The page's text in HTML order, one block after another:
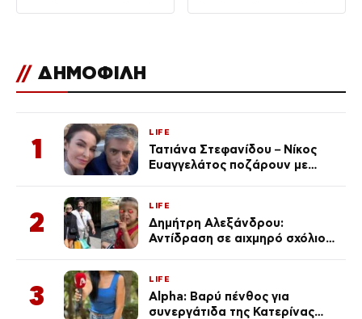
// ΔΗΜΟΦΙΛΗ
1
LIFE
Τατιάνα Στεφανίδου – Νίκος
Ευαγγελάτος ποζάρουν με
2
LIFE
Δημήτρη Αλεξάνδρου:
Αντίδραση σε αιχμηρό σχόλιο
3
LIFE
Alpha: Βαρύ πένθος για
συνεργάτιδα της Κατερίνας